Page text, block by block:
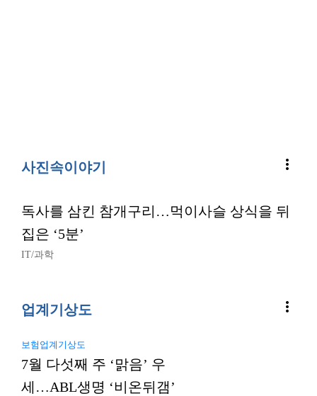
사진속이야기 more_vert
독사를 삼킨 참개구리…먹이사슬 상식을 뒤
집은 ‘5분’
IT/과학
업계기상도 more_vert
보험업계기상도
7월 다섯째 주 ‘맑음’ 우
세…ABL생명 ‘비온뒤갬’